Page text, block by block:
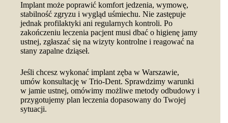
Implant może poprawić komfort jedzenia, wymowę,
stabilność zgryzu i wygląd uśmiechu. Nie zastępuje
jednak profilaktyki ani regularnych kontroli. Po
zakończeniu leczenia pacjent musi dbać o higienę jamy
ustnej, zgłaszać się na wizyty kontrolne i reagować na
stany zapalne dziąseł.
Jeśli chcesz wykonać implant zęba w Warszawie,
umów konsultację w Trio-Dent. Sprawdzimy warunki
w jamie ustnej, omówimy możliwe metody odbudowy i
przygotujemy plan leczenia dopasowany do Twojej
sytuacji.